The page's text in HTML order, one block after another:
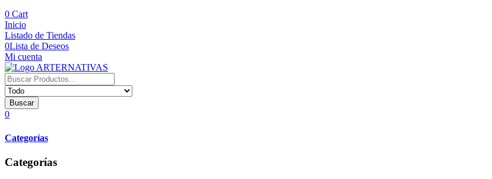
0 Cart
Inicio
Listado de Tiendas
0Lista de Deseos
Mi cuenta
Buscar
0
Categorías
Categorías